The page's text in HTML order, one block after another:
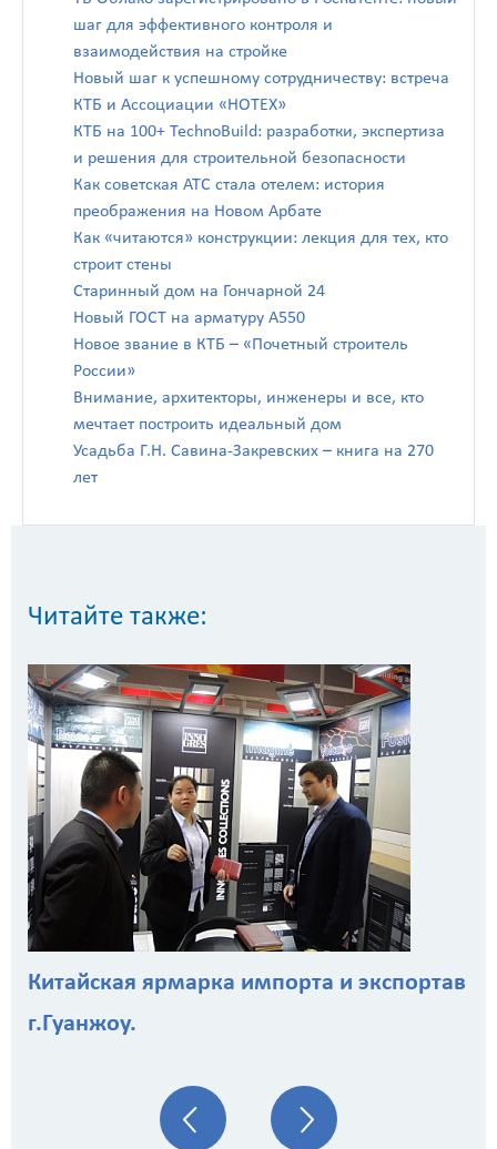
шаг для эффективного контроля и
взаимодействия на стройке
Новый шаг к успешному сотрудничеству: встреча
КТБ и Ассоциации «НОТЕХ»
КТБ на 100+ TechnoBuild: разработки, экспертиза
и решения для строительной безопасности
Как советская АТС стала отелем: история
преображения на Новом Арбате
Как «читаются» конструкции: лекция для тех, кто
строит стены
Старинный дом на Гончарной 24
Новый ГОСТ на арматуру А550
Новое звание в КТБ – «Почетный строитель
России»
Внимание, архитекторы, инженеры и все, кто
мечтает построить идеальный дом
Усадьба Г.Н. Савина-Закревских – книга на 270
лет
Читайте также:
Китайская ярмарка импорта и экспортав
г.Гуанжоу.